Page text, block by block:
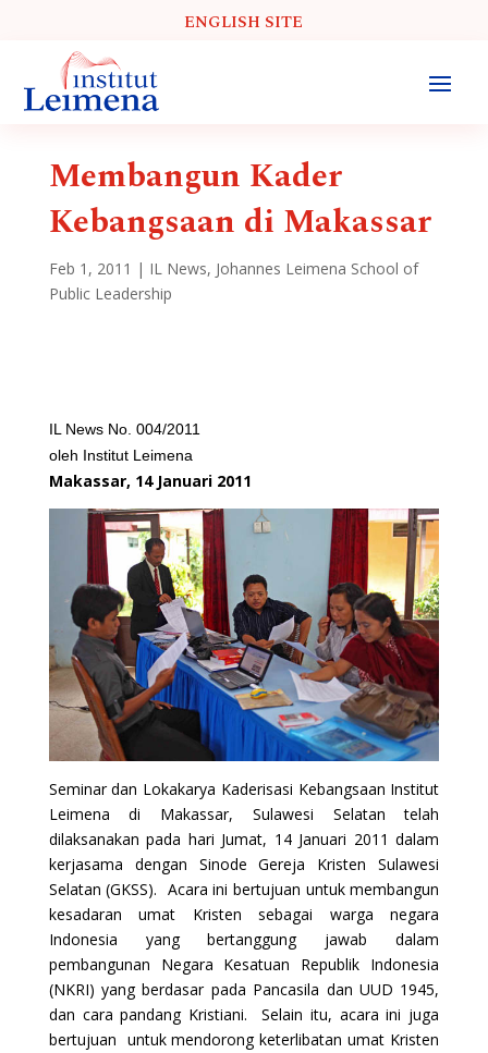
ENGLISH SITE
Membangun Kader
Kebangsaan di Makassar
Feb 1, 2011 | IL News, Johannes Leimena School of
Public Leadership
IL News No. 004/2011
oleh Institut Leimena
Makassar, 14 Januari 2011
Seminar dan Lokakarya Kaderisasi Kebangsaan Institut
Leimena di Makassar, Sulawesi Selatan telah
dilaksanakan pada hari Jumat, 14 Januari 2011 dalam
kerjasama dengan Sinode Gereja Kristen Sulawesi
Selatan (GKSS). Acara ini bertujuan untuk membangun
kesadaran umat Kristen sebagai warga negara
Indonesia yang bertanggung jawab dalam
pembangunan Negara Kesatuan Republik Indonesia
(NKRI) yang berdasar pada Pancasila dan UUD 1945,
dan cara pandang Kristiani. Selain itu, acara ini juga
bertujuan untuk mendorong keterlibatan umat Kristen